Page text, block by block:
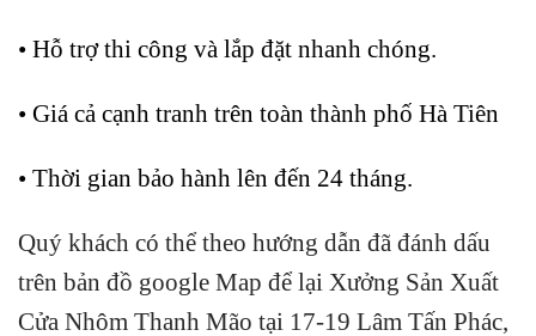
• Hỗ trợ thi công và lắp đặt nhanh chóng.
• Giá cả cạnh tranh trên toàn thành phố Hà Tiên
• Thời gian bảo hành lên đến 24 tháng.
Quý khách có thể theo hướng dẫn đã đánh dấu
trên bản đồ google Map để lại Xưởng Sản Xuất
Cửa Nhôm Thanh Mão tại 17-19 Lâm Tấn Phác,